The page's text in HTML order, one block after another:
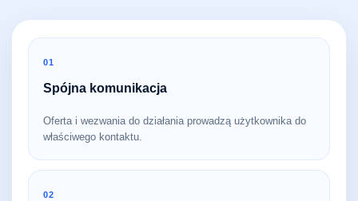
01
Spójna komunikacja
Oferta i wezwania do działania prowadzą użytkownika do
właściwego kontaktu.
02